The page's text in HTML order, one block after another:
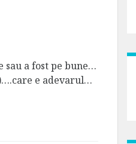
sau a fost pe bune…
e adevarul…